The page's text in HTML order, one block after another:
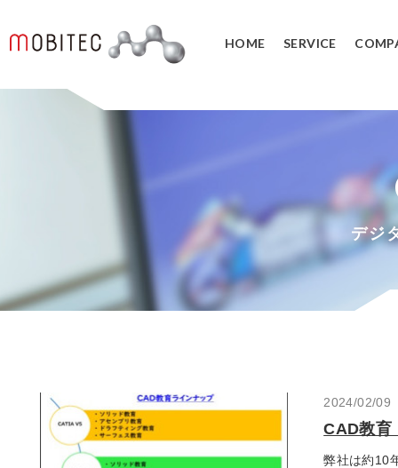
HOME SERVICE
リバースエンジニアリング
3DCADカ
３Dスキャナ販売
データ管理
デジ
2024/02/09
CAD教
弊社は約10